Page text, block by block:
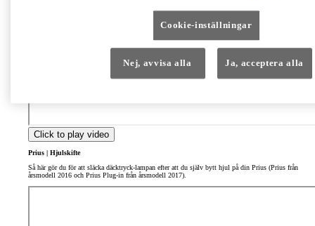
Click to play video
Prius | Hjulskifte
Så här gör du för att släcka däcktryck-lampan efter att du själv bytt hjul på din Prius (Prius från
årsmodell 2016 och Prius Plug-in från årsmodell 2017).
Cookie-inställningar
Nej, avvisa alla Ja, acceptera alla